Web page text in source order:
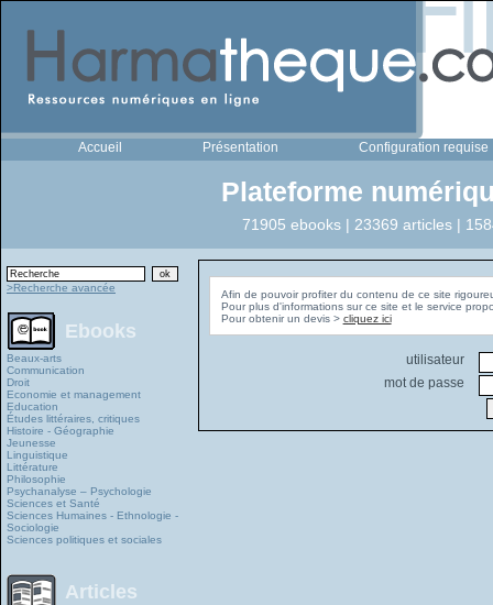
Accueil Présentation Configuration requise
Plateforme
71905 ebooks | 23369 articles |
>Recherche avancée
Ebooks
Beaux-arts
Communication
Droit
Economie et management
Education
Études littéraires, critiques
Histoire - Géographie
Jeunesse
Linguistique
Littérature
Philosophie
Psychanalyse – Psychologie
Sciences et Santé
Sciences Humaines - Ethnologie -
Sociologie
Sciences politiques et sociales
Articles
Afin de pouvoir profiter du contenu de ce site
Pour plus d'informations sur ce site et le service
Pour obtenir un devis > cliquez ici
utilisateur
mot de passe